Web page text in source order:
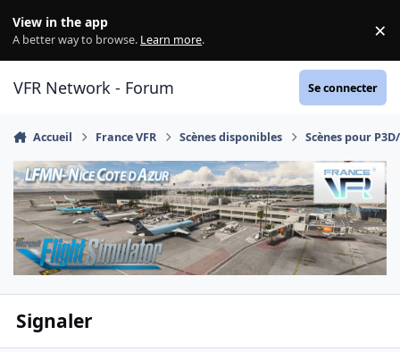
View in the app
A better way to browse. Learn more. ×
VFR Network - Forum Se connecter
Accueil France VFR Scènes disponibles Scènes pour
Signaler